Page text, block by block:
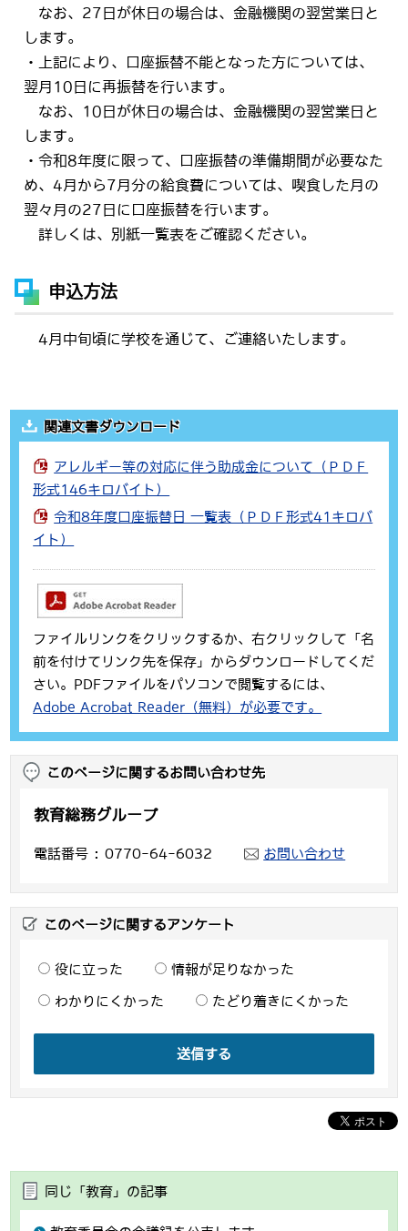
なお、27日が休日の場合は、金融機関の翌営業日と
します。
・上記により、口座振替不能となった方については、
翌月10日に再振替を行います。
なお、10日が休日の場合は、金融機関の翌営業日と
します。
・令和8年度に限って、口座振替の準備期間が必要なた
め、4月から7月分の給食費については、喫食した月の
翌々月の27日に口座振替を行います。
詳しくは、別紙一覧表をご確認ください。
申込方法
4月中旬頃に学校を通じて、ご連絡いたします。
関連文書ダウンロード
アレルギー等の対応に伴う助成金について（ＰＤＦ
形式146キロバイト）
令和8年度口座振替日 一覧表（ＰＤＦ形式41キロバ
イト）
ファイルリンクをクリックするか、右クリックして「名
前を付けてリンク先を保存」からダウンロードしてくだ
さい。PDFファイルをパソコンで閲覧するには、
Adobe Acrobat Reader（無料）が必要です。
このページに関するお問い合わせ先
教育総務グループ
電話番号 0770-64-6032 お問い合わせ
このページに関するアンケート
役に立った 情報が足りなかった
わかりにくかった たどり着きにくかった
送信する
同じ「教育」の記事